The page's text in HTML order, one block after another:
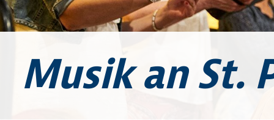
Musik an St.